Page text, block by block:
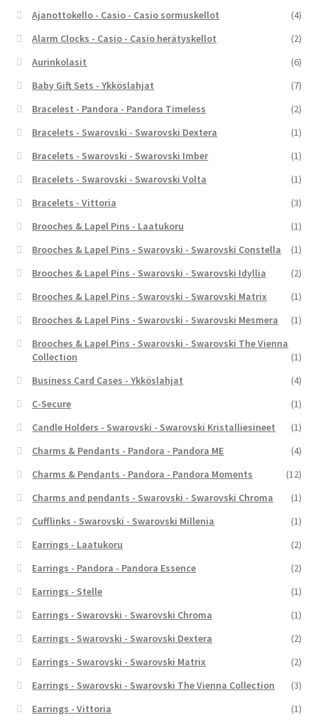
Ajanottokello - Casio - Casio sormuskellot
(4)
Alarm Clocks - Casio - Casio herätyskellot
(2)
Aurinkolasit
(6)
Baby Gift Sets - Ykköslahjat
(7)
Bracelest - Pandora - Pandora Timeless
(2)
Bracelets - Swarovski - Swarovski Dextera
(1)
Bracelets - Swarovski - Swarovski Imber
(1)
Bracelets - Swarovski - Swarovski Volta
(1)
Bracelets - Vittoria
(3)
Brooches & Lapel Pins - Laatukoru
(1)
Brooches & Lapel Pins - Swarovski - Swarovski Constella
(1)
Brooches & Lapel Pins - Swarovski - Swarovski Idyllia
(2)
Brooches & Lapel Pins - Swarovski - Swarovski Matrix
(1)
Brooches & Lapel Pins - Swarovski - Swarovski Mesmera
(1)
Brooches & Lapel Pins - Swarovski - Swarovski The Vienna
Collection
(1)
Business Card Cases - Ykköslahjat
(4)
C-Secure
(1)
Candle Holders - Swarovski - Swarovski Kristalliesineet
(1)
Charms & Pendants - Pandora - Pandora ME
(4)
Charms & Pendants - Pandora - Pandora Moments
(12)
Charms and pendants - Swarovski - Swarovski Chroma
(1)
Cufflinks - Swarovski - Swarovski Millenia
(1)
Earrings - Laatukoru
(2)
Earrings - Pandora - Pandora Essence
(2)
Earrings - Stelle
(1)
Earrings - Swarovski - Swarovski Chroma
(1)
Earrings - Swarovski - Swarovski Dextera
(2)
Earrings - Swarovski - Swarovski Matrix
(2)
Earrings - Swarovski - Swarovski The Vienna Collection
(3)
Earrings - Vittoria
(1)